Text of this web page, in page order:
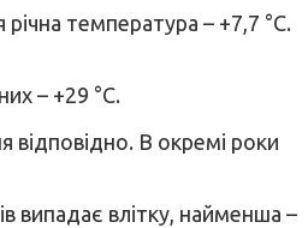
температура – +7,7 °С.
– +29 °С.
відповідно. В окремі роки
випадає влітку, найменша –